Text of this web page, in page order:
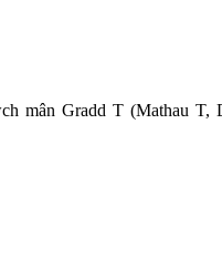
mân Gradd T (Mathau